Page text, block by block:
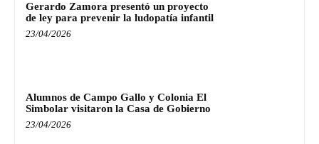
Gerardo Zamora presentó un proyecto
de ley para prevenir la ludopatía infantil
23/04/2026
Alumnos de Campo Gallo y Colonia El
Simbolar visitaron la Casa de Gobierno
23/04/2026